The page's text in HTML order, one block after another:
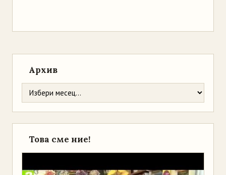
Архив
Това сме ние!